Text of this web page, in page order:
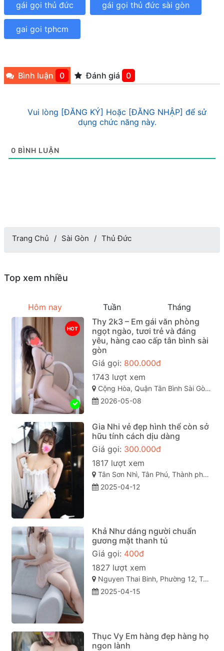
gái gọi thủ đức gái gọi thủ đức sài gòn
gai goi tphcm
Bình luận 0 Đánh giá 0
Vui lòng [ĐĂNG KÝ] Hoặc [ĐĂNG NHẬP] để sử
dụng chức năng này.
0 BÌNH LUẬN
Trang Chủ Sài Gòn Thủ Đức
Top xem nhiều
Hôm nay Tuần Tháng
HOT
Thy 2k3 – Em gái văn phòng
ngọt ngào, tươi trẻ và đáng
yêu, hàng cao cấp tân bình sài
gòn
Giá gọi: 800.000đ
1743 lượt xem
Cộng Hòa, Quận Tân Bình Sài Gòn ( TP. Hồ Chí Minh )
2026-05-08
Gia Nhi vẻ đẹp hình thể còn sở
hữu tính cách dịu dàng
Giá gọi: 300.000đ
1817 lượt xem
Tân Sơn Nhì, Tân Phú, Thành phố Hồ Chí Minh
2025-04-12
Khả Như dáng người chuẩn
gương mặt thanh tú
Giá gọi: 400đ
1827 lượt xem
Nguyen Thai Binh, Phường 12, Tân Bình, Thành phố Hồ Chí Minh
2025-04-15
Thục Vy Em hàng đẹp hàng họ
ngon lành